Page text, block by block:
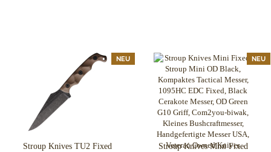
NEU
Stroup Knives TU2 Fixed
NEU
Stroup Knives Mini Fixed